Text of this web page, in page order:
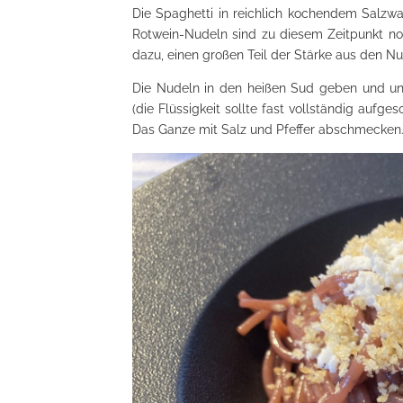
Die Spaghetti in reichlich kochendem
Rotwein-Nudeln sind zu diesem Zeitpunkt
dazu, einen großen Teil der Stärke aus den
Die Nudeln in den heißen Sud geben und
(die Flüssigkeit sollte fast vollständig
Das Ganze mit Salz und Pfeffer abschmecken.